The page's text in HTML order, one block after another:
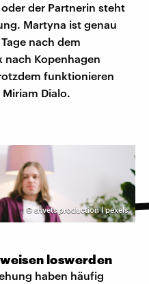
der Partnerin steht
Martyna ist genau
nach dem
nach Kopenhagen
funktionieren
Dialo.
© shvets production I pexels
loswerden
haben häufig